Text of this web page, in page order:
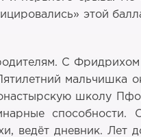
этой
С
мальчишка
школу
способности.
ведёт дневник. Лет